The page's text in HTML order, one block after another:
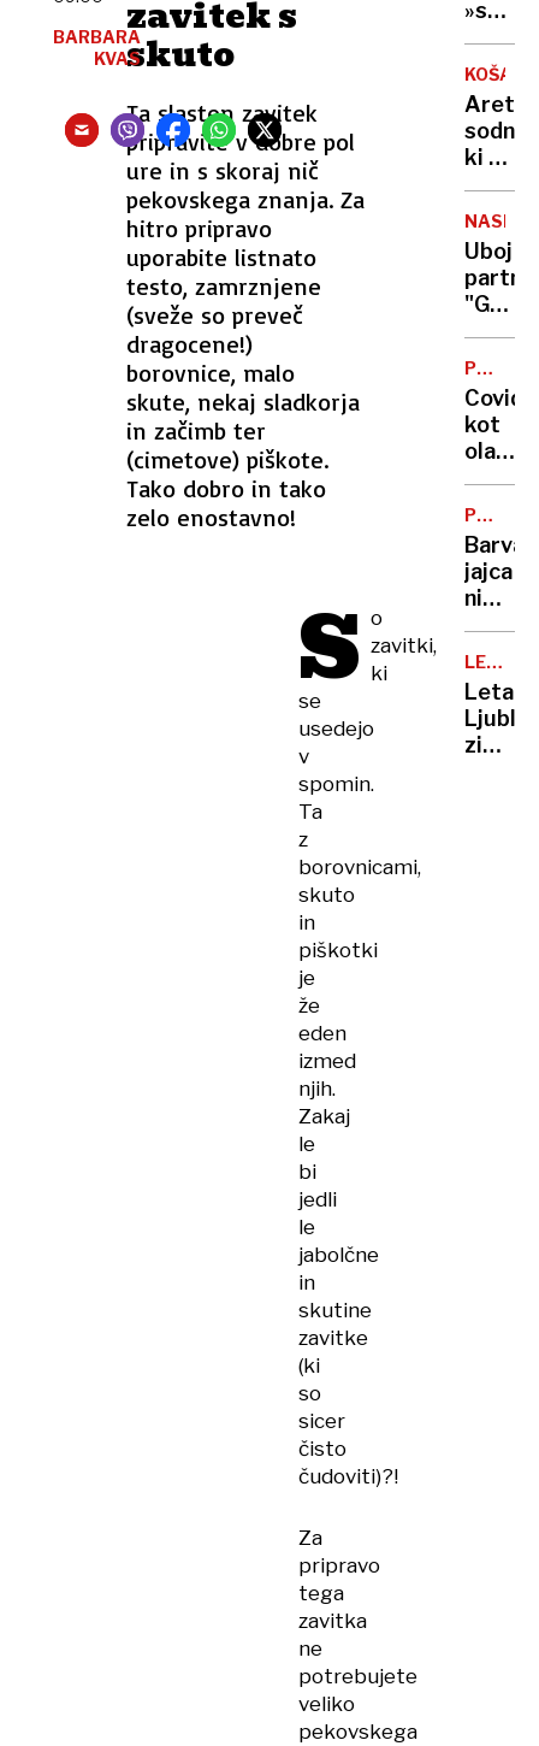
zavitek s
skuto
Ta slasten zavitek
pripravite v dobre pol
ure in s skoraj nič
pekovskega znanja. Za
hitro pripravo
uporabite listnato
testo, zamrznjene
(sveže so preveč
dragocene!)
borovnice, malo
skute, nekaj sladkorja
in začimb ter
(cimetove) piškote.
Tako dobro in tako
zelo enostavno!
BARBARA
KVAS
S o
zavitki,
ki
se
usedejo
v
spomin.
Ta
z
borovnicami,
skuto
in
piškotki
je
že
eden
izmed
njih.
Zakaj
le
bi
jedli
le
jabolčne
in
skutine
zavitke
(ki
so
sicer
čisto
čudoviti)?!
Za
pripravo
tega
zavitka
ne
potrebujete
veliko
pekovskega
v
kje
jih je
zakon?
Vse,
kar
vedeti
o
o
ki ni
Iva
Sumijo
ga
s
NASILJE
Uboj
"Grozil
je,
da
mi
bo
izrezal
iz
ZLORAB
Covid
kot
pri
zlorab
otrok
KOTIČEK
Barva
jajca
ni
glede
šteje
samo
ena
zimski